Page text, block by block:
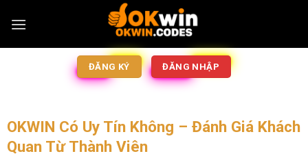
ĐĂNG KÝ ĐĂNG NHẬP
OKWIN Có Uy Tín Không – Đánh Giá Khách
Quan Từ Thành Viên